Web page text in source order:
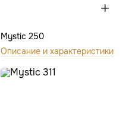
Mystic 250
Описание и характеристики